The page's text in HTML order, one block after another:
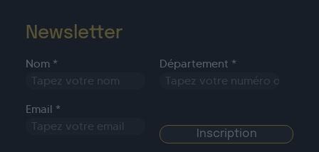
Newsletter
Nom * Département *
Email *